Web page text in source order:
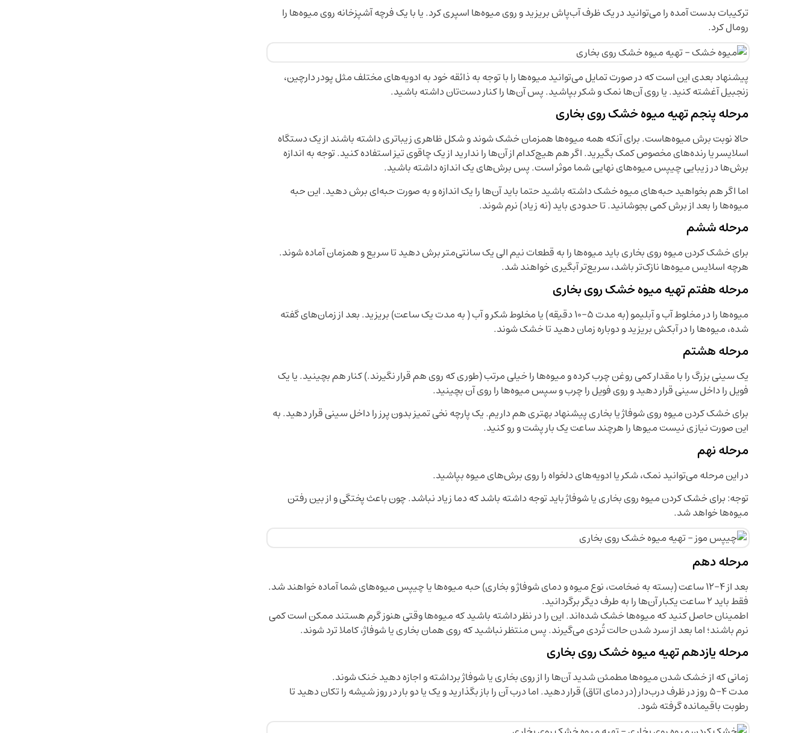
ترکیبات بدست آمده را می‌توانید در یک ظرف آب‌پاش بریزید و روی میوه‌ها اسپری کرد. یا با یک فرچه آشپزخانه روی میوه‌ها را
رومال کرد.
پیشنهاد بعدی این است که در صورت تمایل می‌توانید میوه‌ها را با توجه به ذائقه خود به ادویه‌های مختلف مثل پودر دارچین،
زنجبیل آغشته کنید. یا روی آن‌ها نمک و شکر بپاشید. پس آن‌ها را کنار دست‌تان داشته باشید.
مرحله پنجم تهیه میوه خشک روی بخاری
حالا نوبت برش میوه‌هاست. برای آنکه همه میوه‌ها همزمان خشک شوند و شکل ظاهری زیباتری داشته باشند از یک دستگاه
اسلایسر یا رنده‌های مخصوص کمک بگیرید. اگر هم هیچ‌کدام از آن‌ها را ندارید از یک چاقوی تیز استفاده کنید. توجه به اندازه
برش‌ها در زیبایی چیپس میوه‌های نهایی شما موثر است. پس برش‌های یک اندازه داشته باشید.
اما اگر هم بخواهید حبه‌های میوه خشک داشته باشید حتما باید آن‌ها را یک اندازه و به صورت حبه‌ای برش دهید. این حبه
میوه‌ها را بعد از برش کمی بجوشانید. تا حدودی باید (نه زیاد) نرم شوند.
مرحله ششم
برای خشک کردن میوه روی بخاری باید میوه‌ها را به قطعات نیم الی یک سانتی‌متر برش دهید تا سریع و همزمان آماده شوند.
هرچه اسلایس میوه‌ها نازک‌تر باشد، سریع‌تر آبگیری خواهند شد.
مرحله هفتم تهیه میوه خشک روی بخاری
میوه‌ها را در مخلوط آب و آبلیمو (به مدت 5-10 دقیقه) یا مخلوط شکر و آب ( به مدت یک ساعت) بریزید. بعد از زمان‌های گفته
شده، میوه‌ها را در آبکش بریزید و دوباره زمان دهید تا خشک شوند.
مرحله هشتم
یک سینی بزرگ را با مقدار کمی روغن چرب کرده و میوه‌ها را خیلی مرتب (طوری که روی هم قرار نگیرند.) کنار هم بچینید. یا یک
فویل را داخل سینی قرار دهید و روی فویل را چرب و سپس میوه‌ها را روی آن بچینید.
برای خشک کردن میوه روی شوفاژ یا بخاری پیشنهاد بهتری هم داریم. یک پارچه نخی تمیز بدون پرز را داخل سینی قرار دهید. به
این صورت نیازی نیست میو‌ها را هرچند ساعت یک بار پشت و رو کنید.
مرحله نهم
در این مرحله می‌توانید نمک، شکر یا ادویه‌های دلخواه را روی برش‌های میوه بپاشید.
توجه: برای خشک کردن میوه روی بخاری یا شوفاژ باید توجه داشته باشد که دما زیاد نباشد. چون باعث پختگی و از بین رفتن
میوه‌ها خواهد شد.
مرحله دهم
بعد از 4-12 ساعت (بسته به ضخامت، نوع میوه و دمای شوفاژ و بخاری) حبه میوه‌ها یا چیپس میوه‌های شما آماده خواهند شد.
فقط باید 2 ساعت یکبار آن‌ها را به طرف دیگر برگردانید.
اطمینان حاصل کنید که میوه‌ها خشک شده‌اند. این را در نظر داشته باشید که میوه‌ها وقتی هنوز گرم هستند ممکن است کمی
نرم باشند؛ اما بعد از سرد شدن حالت تُردی می‌گیرند. پس منتظر نباشید که روی همان بخاری یا شوفاژ، کاملا ترد شوند.
مرحله یازدهم تهیه میوه خشک روی بخاری
زمانی که از خشک شدن میوه‌ها مطمئن شدید آن‌ها را از روی بخاری یا شوفاژ برداشته و اجازه دهید خنک شوند.
مدت 4-5 روز در ظرف درب‌دار (در دمای اتاق) قرار دهید. اما درب آن را باز بگذارید و یک یا دو بار در روز شیشه را تکان دهید تا
رطوبت باقیمانده گرفته شود.